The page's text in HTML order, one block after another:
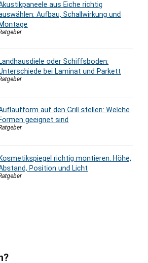
aus Eiche richtig
Aufbau, Schallwirkung und
Montage
Landhausdiele oder Schiffsboden:
bei Laminat und Parkett
auf den Grill stellen: Welche
Formen geeignet sind
Kosmetikspiegel richtig montieren: Höhe,
Position und Licht